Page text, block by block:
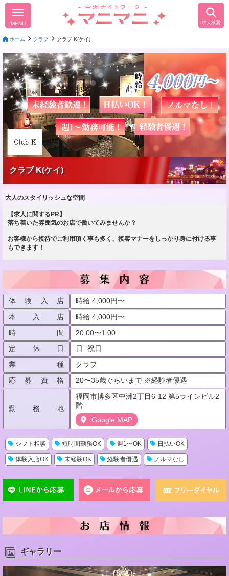
MENU 求人検索
ホーム クラブ クラブ K(ケイ)
クラブ K(ケイ)
大人のスタイリッシュな空間
【求人に関するPR】
落ち着いた雰囲気のお店で働いてみませんか？
お客様から接待でご利用頂く事も多く、接客マナーをしっかり身に付ける事
もできます！
体験入店
時給 4,000円〜
本入店
時給 4,000円〜
時間
20:00〜1:00
定休日
日
祝日
業種
クラブ
応募資格
20〜35歳ぐらいまで ※経験者優遇
勤務地
福岡市博多区中洲2丁目6-12 第5ラインビル2
階
Google MAP
シフト相談 短時間勤務OK 週1〜OK 日払いOK
体験入店OK 未経験OK 経験者優遇 ノルマなし
ギャラリー